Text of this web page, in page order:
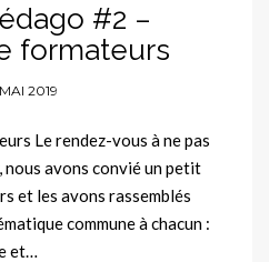
#2 –
formateurs
2019
Le rendez-vous à ne pas
nous avons convié un petit
et les avons rassemblés
commune à chacun :
et…